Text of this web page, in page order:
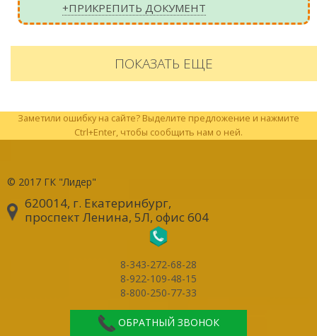
+ПРИКРЕПИТЬ ДОКУМЕНТ
ПОКАЗАТЬ ЕЩЕ
Заметили ошибку на сайте? Выделите предложение и нажмите
Ctrl+Enter, чтобы сообщить нам о ней.
© 2017 ГК "Лидер"
620014, г. Екатеринбург,
проспект Ленина, 5Л, офис 604
8-343-272-68-28
8-922-109-48-15
8-800-250-77-33
ОБРАТНЫЙ ЗВОНОК